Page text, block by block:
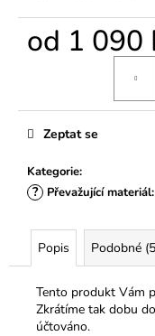
od 1 090
Kategorie:
? Převažující materiál:
Zeptat se
Popis Podobné
Tento produkt Vám
Zkrátíme tak dobu
účtováno.